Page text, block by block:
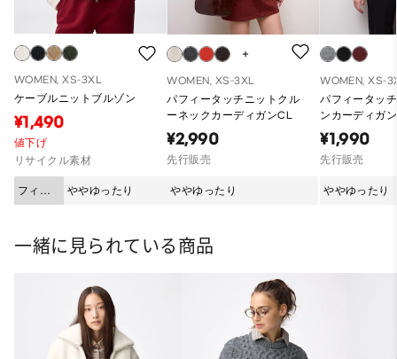
WOMEN, XS-3XL
ケーブルニットブルゾン
¥1,490
値下げ
リサイクル素材
フィッ
ト
ややゆったり
WOMEN, XS-3XL
パフィータッチニットクル
ーネックカーディガンCL
¥2,990
先行販売
ややゆったり
WOMEN, XS-
パフィータッ
ンカーディガ
¥1,990
先行販売
ややゆったり
一緒に見られている商品